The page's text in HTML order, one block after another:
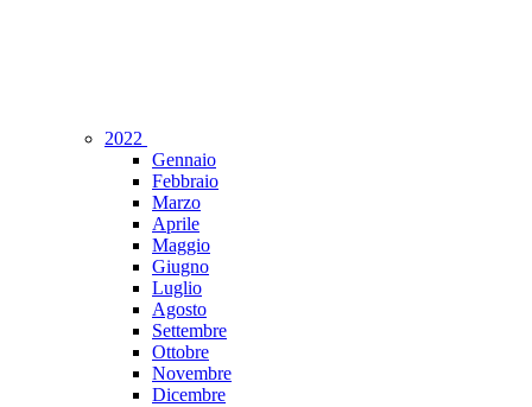
2022
Gennaio
Febbraio
Marzo
Aprile
Maggio
Giugno
Luglio
Agosto
Settembre
Ottobre
Novembre
Dicembre